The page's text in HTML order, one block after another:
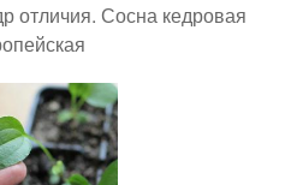
отличия. Сосна кедровая